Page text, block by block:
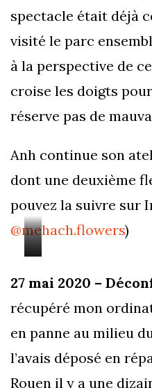
spectacle était déjà
visité le parc
à la perspective de
croise les doigts
réserve pas de
Anh continue son
dont une deuxième
pouvez la suivre sur
@mehach.flowers)
gerbera
–
la
nouvelle
fleur
la
vraie
fleur
dont
elle
27 mai 2020 –
récupéré mon
en panne au milieu
l’avais déposé en
Rouen il y a une